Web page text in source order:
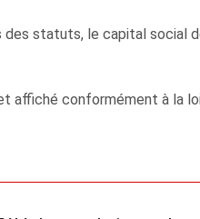
statuts, le capital social
affiché conformément à la